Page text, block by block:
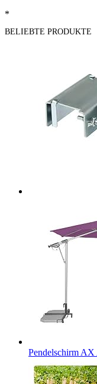
*
BELIEBTE PRODUKTE
Pendelschirm